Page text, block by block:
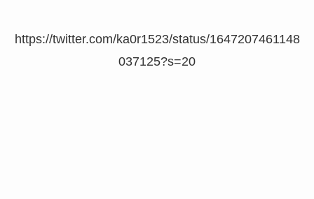
https://twitter.com/ka0r1523/status/1647207461148
037125?s=20